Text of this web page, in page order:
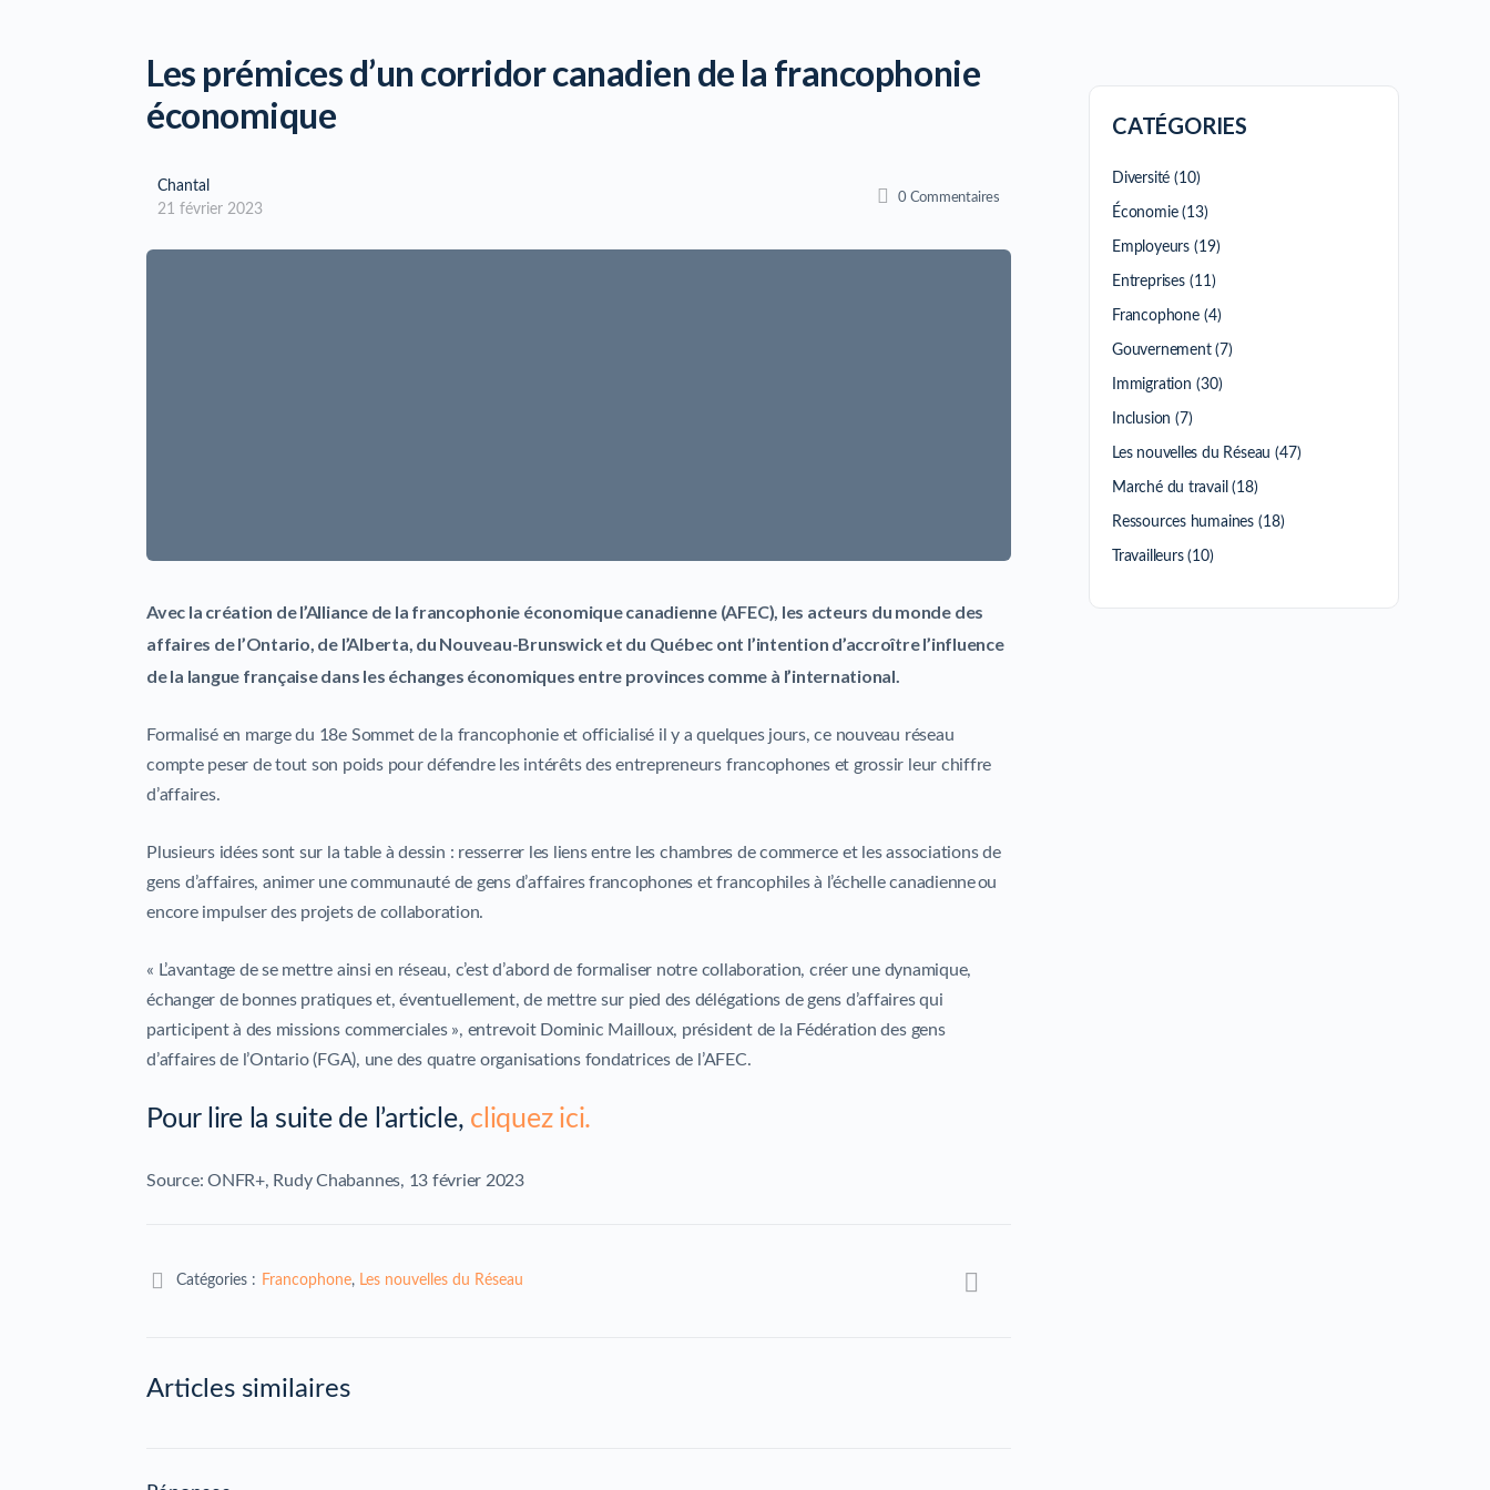
Les prémices d’un corridor canadien de la francophonie
économique
Chantal
21 février 2023
0 Commentaires
Avec la création de l’Alliance de la francophonie économique canadienne (AFEC), les acteurs du monde des
affaires de l’Ontario, de l’Alberta, du Nouveau-Brunswick et du Québec ont l’intention d’accroître l’influence
de la langue française dans les échanges économiques entre provinces comme à l’international.
Formalisé en marge du 18e Sommet de la francophonie et officialisé il y a quelques jours, ce nouveau réseau
compte peser de tout son poids pour défendre les intérêts des entrepreneurs francophones et grossir leur chiffre
d’affaires.
Plusieurs idées sont sur la table à dessin : resserrer les liens entre les chambres de commerce et les associations de
gens d’affaires, animer une communauté de gens d’affaires francophones et francophiles à l’échelle canadienne ou
encore impulser des projets de collaboration.
« L’avantage de se mettre ainsi en réseau, c’est d’abord de formaliser notre collaboration, créer une dynamique,
échanger de bonnes pratiques et, éventuellement, de mettre sur pied des délégations de gens d’affaires qui
participent à des missions commerciales », entrevoit Dominic Mailloux, président de la Fédération des gens
d’affaires de l’Ontario (FGA), une des quatre organisations fondatrices de l’AFEC.
Pour lire la suite de l’article, cliquez ici.
Source: ONFR+, Rudy Chabannes, 13 février 2023
Catégories : Francophone, Les nouvelles du Réseau
Articles similaires
CATÉGORIES
Diversité (10)
Économie(13)
Employeurs(19)
Entreprises(11)
Francophone(4)
Gouvernement(7)
Immigration (30)
Inclusion (7)
Les nouvelles du Réseau (47)
Marché du travail (18)
Ressources humaines (18)
Travailleurs(10)